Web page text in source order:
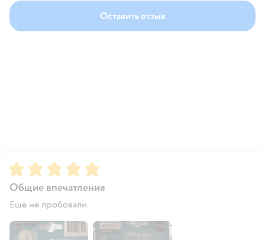
Оставить отзыв
Рейтинг:5
Общие впечатления
Еще не пробовали.